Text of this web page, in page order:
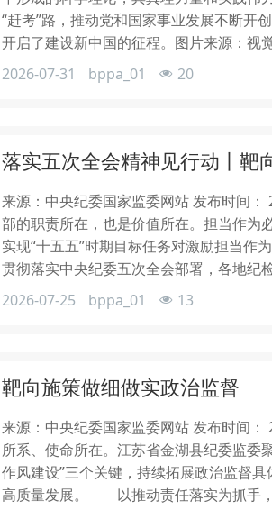
“赶考”路，推动党和国家事业发展不断开
开启了建设新中国的征程。图片来源：
2026-07-31
bppa_01 20
落实五次全会精神见行动丨靶
来源：中央纪委国家监委网站 发布时间
部的职责所在，也是价值所在。担当作为
实现“十五五”时期目标任务对激励担当
贯彻落实中央纪委五次全会部署，各地纪
2026-07-25
bppa_01 13
靶向施策做细做实政治监督
来源：中央纪委国家监委网站 发布时间
所系、使命所在。江苏省金湖县纪委监委
作风建设”三个关键，持续拓展政治监督
高质量发展。 以推动责任落实为抓手，